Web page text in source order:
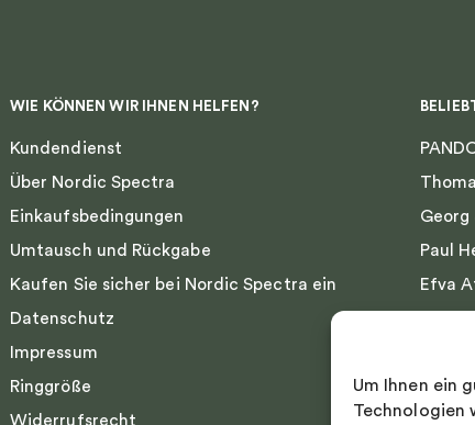
Um Ihnen ein
Technologien
WIE KÖNNEN WIR IHNEN HELFEN?
Kundendienst
Über Nordic Spectra
Einkaufsbedingungen
Umtausch und Rückgabe
Kaufen Sie sicher bei Nordic Spectra ein
Datenschutz
Impressum
Ringgröße
Widerrufsrecht
Georg
Paul
Efva